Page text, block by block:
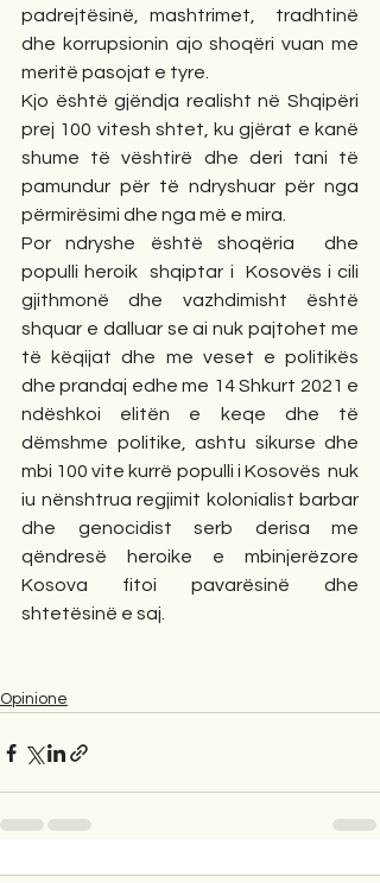
padrejtësinë, mashtrimet,  tradhtinë
dhe korrupsionin ajo shoqëri vuan me
meritë pasojat e tyre.
Kjo është gjëndja realisht në Shqipëri
prej 100 vitesh shtet, ku gjërat e kanë
shume të vështirë dhe deri tani të
pamundur për të ndryshuar për nga
përmirësimi dhe nga më e mira.
Por ndryshe është shoqëria  dhe
populli heroik  shqiptar i  Kosovës i cili
gjithmonë dhe vazhdimisht është
shquar e dalluar se ai nuk pajtohet me
të këqijat dhe me veset e politikës
dhe prandaj edhe me 14 Shkurt 2021 e
ndëshkoi elitën e keqe dhe të
dëmshme politike, ashtu sikurse dhe
mbi 100 vite kurrë populli i Kosovës  nuk
iu nënshtrua regjimit kolonialist barbar
dhe genocidist serb derisa me
qëndresë heroike e mbinjerëzore
Kosova fitoi pavarësinë dhe
shtetësinë e saj.
Opinione